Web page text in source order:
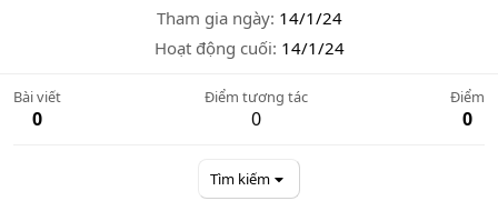
Tham gia ngày 14/1/24
Hoạt động cuối 14/1/24
Bài viết
0
Điểm tương tác
0
Điểm
0
Tìm kiếm